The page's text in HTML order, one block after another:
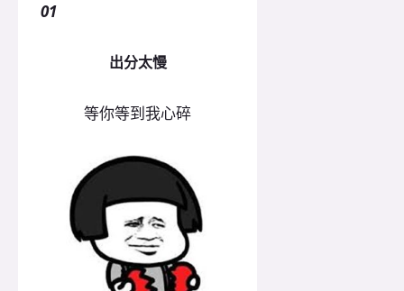
01
出分太慢
等你等到我心碎